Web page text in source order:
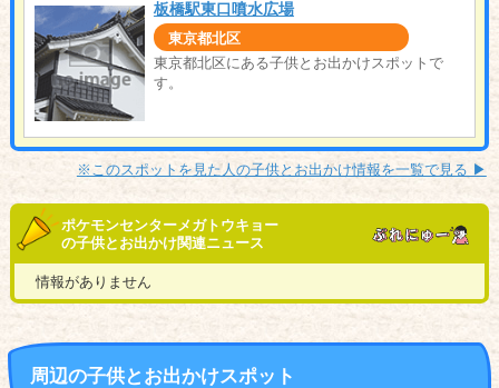
板橋駅東口噴水広場
東京都北区
東京都北区にある子供とお出かけスポットで
す。
※このスポットを見た人の子供とお出かけ情報を一覧で見る ▶︎
ポケモンセンターメガトウキョー
の子供とお出かけ関連ニュース
情報がありません
周辺の子供とお出かけスポット